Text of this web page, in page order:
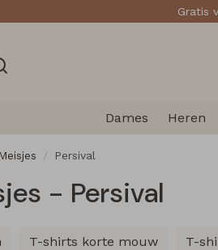
Gratis
Dames Heren
Meisjes Persival
- Persival
T-shirts korte mouw T-